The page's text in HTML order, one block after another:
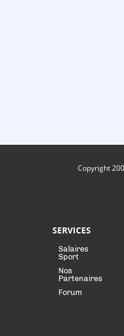
Copyright
SERVICES
Salaires
Sport
Nos
Partenaires
Forum